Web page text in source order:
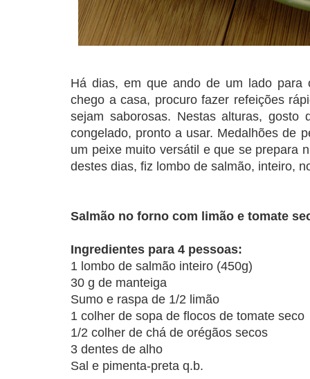
Há dias, em que ando de um lado para
chego a casa, procuro fazer refeições
sejam saborosas. Nestas alturas, gosto
congelado, pronto a usar. Medalhões de
um peixe muito versátil e que se prepara
destes dias, fiz lombo de salmão, inteiro,
Salmão no forno com limão e tomate
Ingredientes para 4 pessoas:
1 lombo de salmão inteiro (450g)
30 g de manteiga
Sumo e raspa de 1/2 limão
1 colher de sopa de flocos de tomate seco
1/2 colher de chá de orégãos secos
3 dentes de alho
Sal e pimenta-preta q.b.